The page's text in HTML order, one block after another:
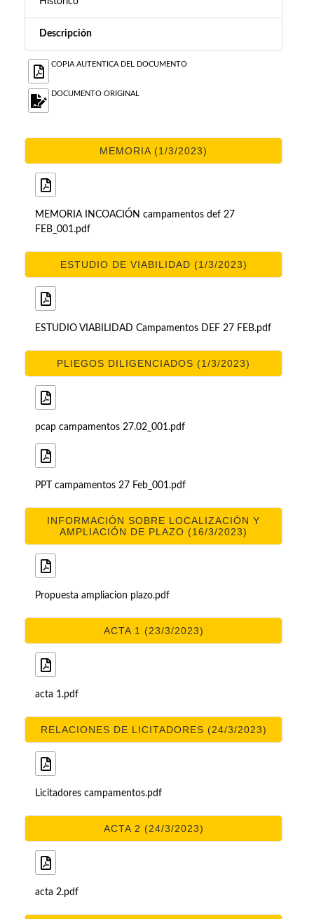
Descripción
COPIA AUTENTICA DEL DOCUMENTO
DOCUMENTO ORIGINAL
MEMORIA (1/3/2023)
MEMORIA INCOACIÓN campamentos def 27
FEB_001.pdf
ESTUDIO DE VIABILIDAD (1/3/2023)
ESTUDIO VIABILIDAD Campamentos DEF 27 FEB.pdf
PLIEGOS DILIGENCIADOS (1/3/2023)
pcap campamentos 27.02_001.pdf
PPT campamentos 27 Feb_001.pdf
INFORMACIÓN SOBRE LOCALIZACIÓN Y
AMPLIACIÓN DE PLAZO (16/3/2023)
Propuesta ampliacion plazo.pdf
ACTA 1 (23/3/2023)
acta 1.pdf
RELACIONES DE LICITADORES (24/3/2023)
Licitadores campamentos.pdf
ACTA 2 (24/3/2023)
acta 2.pdf